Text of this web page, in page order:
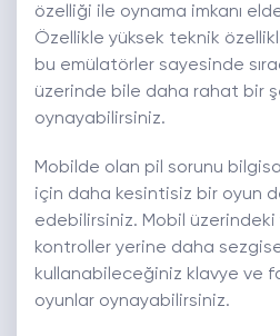
özelliği ile oynama imkanı
Özellikle yüksek teknik
bu emülatörler sayesinde
üzerinde bile daha rahat bir
oynayabilirsiniz.
Mobilde olan pil sorunu
için daha kesintisiz bir oyun
edebilirsiniz. Mobil üzerindeki
kontroller yerine daha
kullanabileceğiniz klavye ve
oyunlar oynayabilirsiniz.